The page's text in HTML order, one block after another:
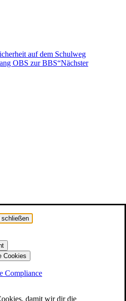
auf dem Schulweg
OBS zur BBS“Nächster
schließen
Cookies
Compliance
damit wir dir die